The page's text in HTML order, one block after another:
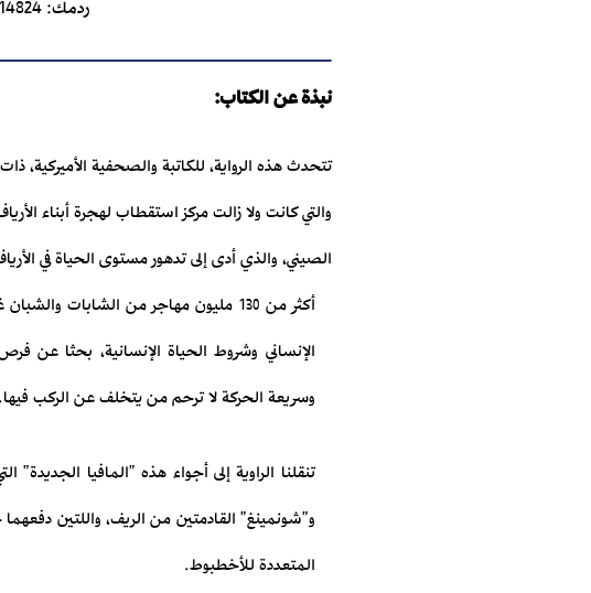
نبذة عن الكتاب:
تتحدث هذه الرواية، للكاتبة والصحفية
والتي كانت ولا زالت مركز استقطاب لهجرة أبناء
الصيني، والذي أدى إلى تدهور مستوى الحياة في
أكثر من 130 مليون مهاجر من
الإنساني وشروط الحياة الإنسانية، بحثا عن
وسريعة الحركة لا ترحم من يتخلف عن الركب فيها.
تنقلنا الراوية إلى أجواء هذه "المافيا
و"شونمينغ" القادمتين من الريف، واللتين
المتعددة للأخطبوط.